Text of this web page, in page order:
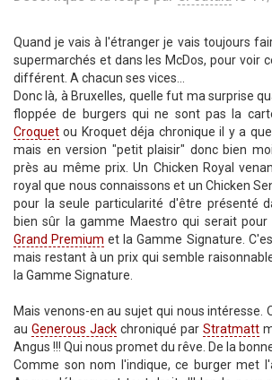
Quand je vais à l'étranger je vais toujours
supermarchés et dans les McDos, pour voir
différent. A chacun ses vices...
Donc là, à Bruxelles, quelle fut ma surprise
floppée de burgers qui ne sont pas la
Croquet ou Kroquet déja chronique il y a
mais en version "petit plaisir" donc bien
près au même prix. Un Chicken Royal
royal que nous connaissons et un Chicken
pour la seule particularité d'être présenté
bien sûr la gamme Maestro qui serait
Grand Premium et la Gamme Signature.
mais restant à un prix qui semble
la Gamme Signature.
Mais venons-en au sujet qui nous intéresse.
au Generous Jack chroniqué par Stratmatt
Angus !!! Qui nous promet du rêve. De la
Comme son nom l'indique, ce burger met